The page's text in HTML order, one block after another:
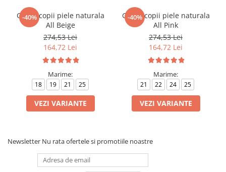
-40%
Ghete copii piele naturala
All Beige
274,53 Lei
164,72 Lei
Marime:
18 19 21 25
VEZI VARIANTE
-40%
Ghete copii piele naturala
All Pink
274,53 Lei
164,72 Lei
Marime:
21 22 24 25
VEZI VARIANTE
Newsletter Nu rata ofertele si promotiile noastre